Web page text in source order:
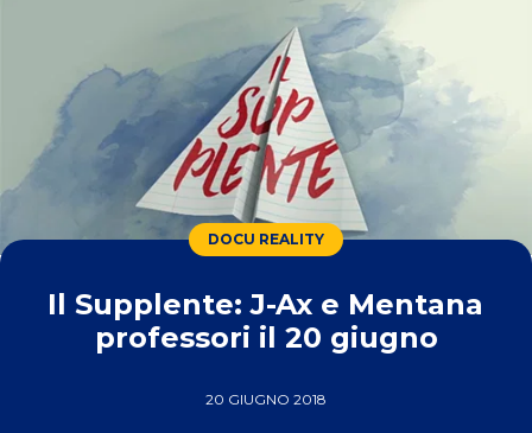
DOCU REALITY
Il Supplente: J-Ax e Mentana
professori il 20 giugno
20 GIUGNO 2018